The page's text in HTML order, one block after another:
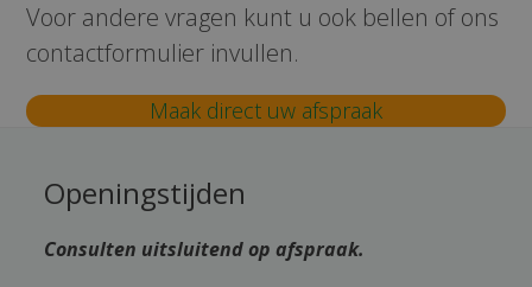
Voor andere vragen kunt u ook bellen of ons
contactformulier invullen.
Maak direct uw afspraak
Openingstijden
Consulten uitsluitend op afspraak.